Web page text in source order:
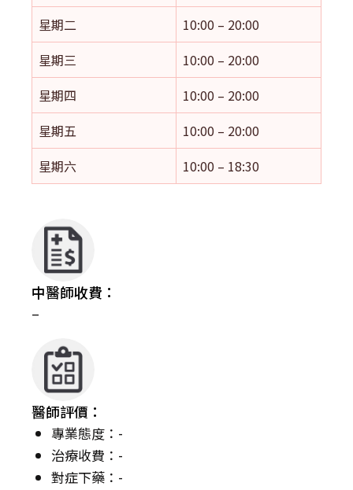
星期二
10:00 – 20:00
星期三
10:00 – 20:00
星期四
10:00 – 20:00
星期五
10:00 – 20:00
星期六
10:00 – 18:30
中醫師收費：
–
醫師評價：
專業態度：-
治療收費：-
對症下藥：-